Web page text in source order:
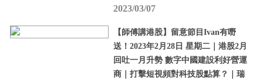
2023/03/07
【師傅講港股】留意節目Ivan有嘢
送！2023年2月28日 星期二｜港股2月
回吐一月升勢 數字中國建設利好營運
商｜打擊短視頻對科技股點算？｜瑞